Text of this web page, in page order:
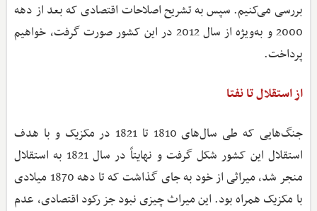
بررسی می‌کنیم. سپس به تشریح اصلاحات اقتصادی که بعد از دهه
2000 و به‌ویژه از سال 2012 در این کشور صورت گرفت، خواهیم
پرداخت.
از استقلال تا نفتا
جنگ‌هایی که طی سال‌های 1810 تا 1821 در مکزیک و با هدف
استقلال این کشور شکل گرفت و نهایتاً در سال 1821 به استقلال
منجر شد، میراثی از خود به جای گذاشت که تا دهه 1870 میلادی
با مکزیک همراه بود. این میراث چیزی نبود جز رکود اقتصادی، عدم